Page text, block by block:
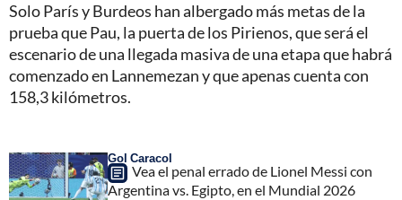
Solo París y Burdeos han albergado más metas de la
prueba que Pau, la puerta de los Pirienos, que será el
escenario de una llegada masiva de una etapa que habrá
comenzado en Lannemezan y que apenas cuenta con
158,3 kilómetros.
Gol Caracol
Vea el penal errado de Lionel Messi con
Argentina vs. Egipto, en el Mundial 2026